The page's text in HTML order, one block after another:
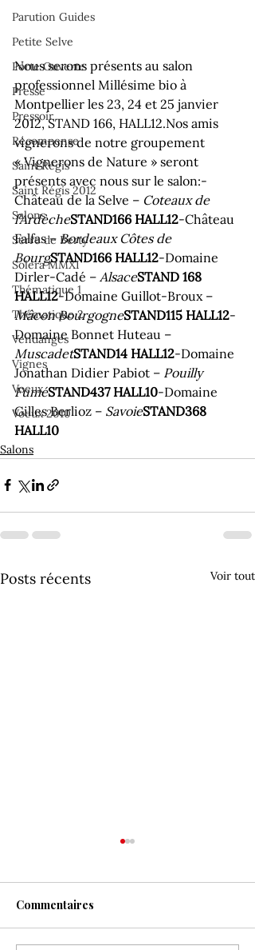
Parution Guides
Petite Selve
Porte Ouverte
Presse
Pressoir
Récompense
Saint Régis
Saint Régis 2012
Salons
Serre de Berty
Solera MMXI
Thématique 1
Thématique 2
Vendanges
Vignes
Voeux
Voeux 2010
Nous serons présents au salon
professionnel Millésime bio à
Montpellier les 23, 24 et 25 janvier
2012, STAND 166, HALL12.Nos amis
vignerons de notre groupement
« Vignerons de Nature » seront
présents avec nous sur le salon:-
Château de la Selve – Coteaux de
l’ArdècheSTAND166 HALL12-Château
Falfas – Bordeaux Côtes de
BourgSTAND166 HALL12-Domaine
Dirler-Cadé – AlsaceSTAND 168
HALL12-Domaine Guillot-Broux –
Mâcon BourgogneSTAND115 HALL12-
Domaine Bonnet Huteau –
MuscadetSTAND14 HALL12-Domaine
Jonathan Didier Pabiot – Pouilly
FuméSTAND437 HALL10-Domaine
Gilles Berlioz – SavoieSTAND368
HALL10
Salons
Posts récents Voir tout
Commentaires